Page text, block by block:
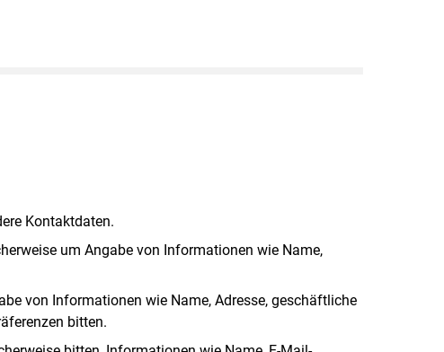
Kontaktdaten.
um Angabe von Informationen wie Name,
von Informationen wie Name, Adresse, geschäftliche
bitten.